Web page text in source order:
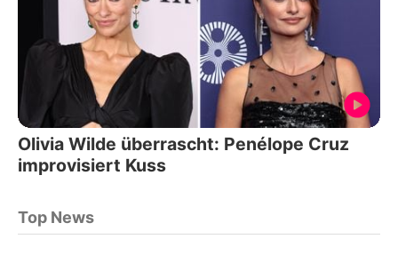
Olivia Wilde überrascht: Penélope Cruz
improvisiert Kuss
Top News